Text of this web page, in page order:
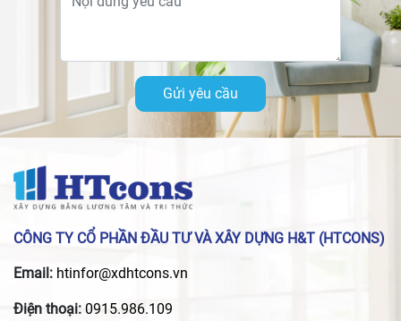
Gửi yêu cầu
CÔNG TY CỔ PHẦN ĐẦU TƯ VÀ XÂY DỰNG H&T (HTCONS)
Email: htinfor@xdhtcons.vn
Điện thoại: 0915.986.109